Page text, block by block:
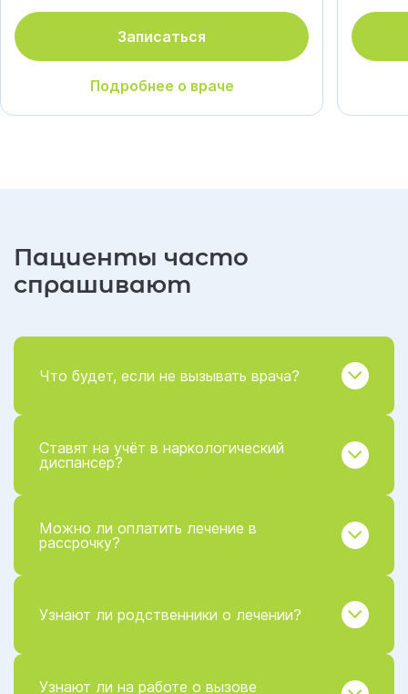
Записаться
Подробнее о враче
Пациенты часто
спрашивают
Что будет, если не вызывать врача?
Ставят на учёт в наркологический
диспансер?
Можно ли оплатить лечение в
рассрочку?
Узнают ли родственники о лечении?
Узнают ли на работе о вызове